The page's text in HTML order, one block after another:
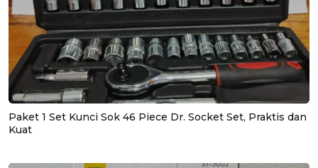
Paket 1 Set Kunci Sok 46 Piece Dr. Socket Set, Praktis dan
Kuat